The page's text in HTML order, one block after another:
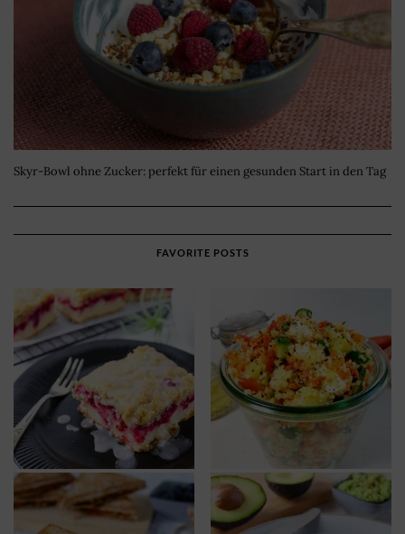
Skyr-Bowl ohne Zucker: perfekt für einen gesunden Start in den Tag
FAVORITE POSTS